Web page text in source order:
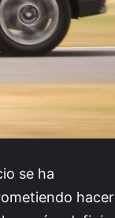
se ha
hacer